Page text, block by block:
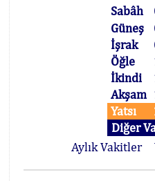
Sabâh
Güneş
İşrak
Öğle
İkindi
Akşam
Yatsı
Diğer
Aylık Vakitler